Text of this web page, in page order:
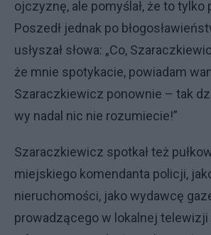
ojczyznę, ale pomyślał, że to
Poszedł jednak po
usłyszał słowa: „Co,
że mnie spotykacie, powiadam
Szaraczkiewicz ponownie – tak
wy nadal nic nie rozumiecie!”
Szaraczkiewicz spotkał też
miejskiego komendanta policji,
nieruchomości, jako wydawcę
prowadzącego w lokalnej